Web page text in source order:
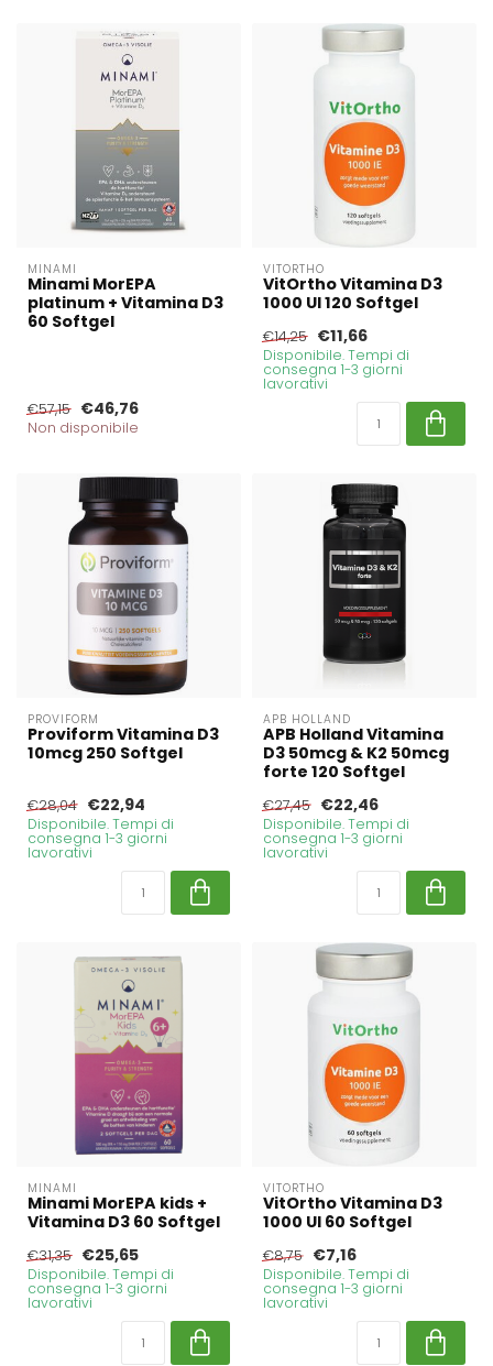
MINAMI
Minami MorEPA
platinum + Vitamina D3
60 Softgel
€57,15 €46,76
Non disponibile
VITORTHO
VitOrtho Vitamina D3
1000 UI 120 Softgel
€14,25 €11,66
Disponibile. Tempi di
consegna 1-3 giorni
lavorativi
PROVIFORM
Proviform Vitamina D3
10mcg 250 Softgel
€28,04 €22,94
Disponibile. Tempi di
consegna 1-3 giorni
lavorativi
APB HOLLAND
APB Holland Vitamina
D3 50mcg & K2 50mcg
forte 120 Softgel
€27,45 €22,46
Disponibile. Tempi di
consegna 1-3 giorni
lavorativi
MINAMI
Minami MorEPA kids +
Vitamina D3 60 Softgel
€31,35 €25,65
Disponibile. Tempi di
consegna 1-3 giorni
lavorativi
VITORTHO
VitOrtho Vitamina D3
1000 UI 60 Softgel
€8,75 €7,16
Disponibile. Tempi di
consegna 1-3 giorni
lavorativi